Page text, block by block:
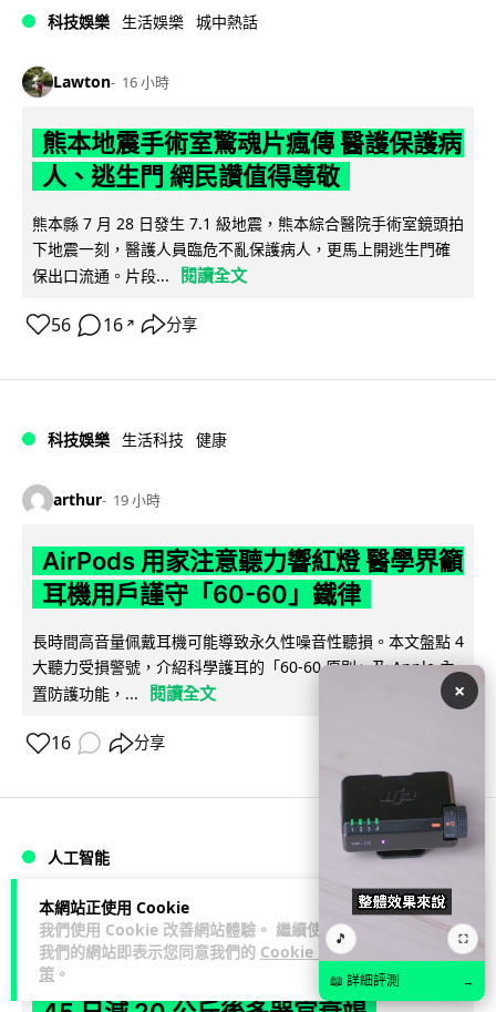
本網站正使用 Cookie
我們使用 Cookie 改善網站體驗。 繼續使用
我們的網站即表示您同意我們的 Cookie 政
策 。
科技娛樂 生活娛樂 城中熱話
Lawton 16 小時
熊本地震手術室驚魂片瘋傳 醫護保護病
人、逃生門 網民讚值得尊敬
熊本縣 7 月 28 日發生 7.1 級地震，熊本綜合醫院手術室鏡頭拍
下地震一刻，醫護人員臨危不亂保護病人，更馬上開逃生門確
保出口流通。片段...
閱讀全文
56 16 ↗ 分享
科技娛樂 生活科技 健康
arthur 19 小時
AirPods 用家注意聽力響紅燈 醫學界籲
耳機用戶謹守「60-60」鐵律
長時間高音量佩戴耳機可能導致永久性噪音性聽損。本文盤點 4
大聽力受損警號，介紹科學護耳的「60-60 原則」及 Apple 內
置防護功能，...
閱讀全文
16 分享
人工智能
arthur 20 小時
AI 減肥餐單配合高強度操練 成都男
×
🎵 ⛶
📖 詳細評測 →